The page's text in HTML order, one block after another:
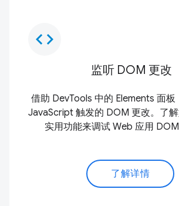
code
监听 DOM 更改
借助 DevTools 中的 Elements 面板
JavaScript 触发的 DOM 更改。了
实用功能来调试 Web 应用 DOM
了解详情